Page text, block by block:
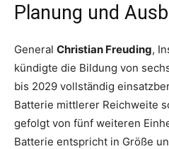
Planung und
General Christian Freuding,
kündigte die Bildung von
bis 2029 vollständig
Batterie mittlerer Reichweite
gefolgt von fünf weiteren
Batterie entspricht in Größe